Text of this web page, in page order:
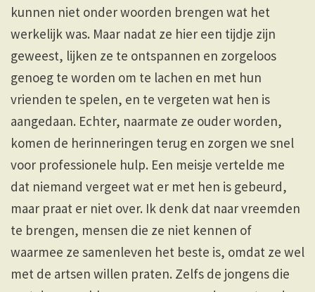
kunnen niet onder woorden brengen wat het
werkelijk was. Maar nadat ze hier een tijdje zijn
geweest, lijken ze te ontspannen en zorgeloos
genoeg te worden om te lachen en met hun
vrienden te spelen, en te vergeten wat hen is
aangedaan. Echter, naarmate ze ouder worden,
komen de herinneringen terug en zorgen we snel
voor professionele hulp. Een meisje vertelde me
dat niemand vergeet wat er met hen is gebeurd,
maar praat er niet over. Ik denk dat naar vreemden
te brengen, mensen die ze niet kennen of
waarmee ze samenleven het beste is, omdat ze wel
met de artsen willen praten. Zelfs de jongens die